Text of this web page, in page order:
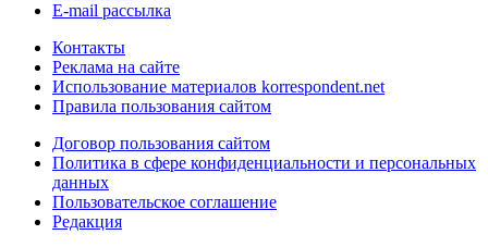
E-mail рассылка
Контакты
Реклама на сайте
Использование материалов korrespondent.net
Правила пользования сайтом
Договор пользования сайтом
Политика в сфере конфиденциальности и персональных
данных
Пользовательское соглашение
Редакция